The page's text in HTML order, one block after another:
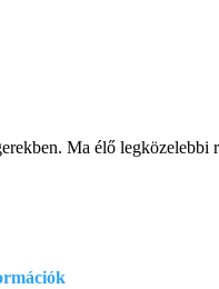
Ma élő legközelebbi